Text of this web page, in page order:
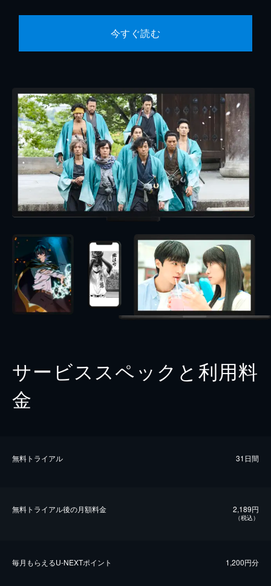
今すぐ読む
サービススペックと利用料
金
無料トライアル 31日間
無料トライアル後の⽉額料金 2,189円
（税込）
毎⽉もらえるU-NEXTポイント 1,200円分